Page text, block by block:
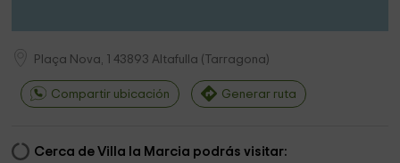
Plaça Nova, 1 43893 Altafulla ( Tarragona)
Compartir ubicación Generar ruta
Cerca de Villa la Marcia podrás visitar: